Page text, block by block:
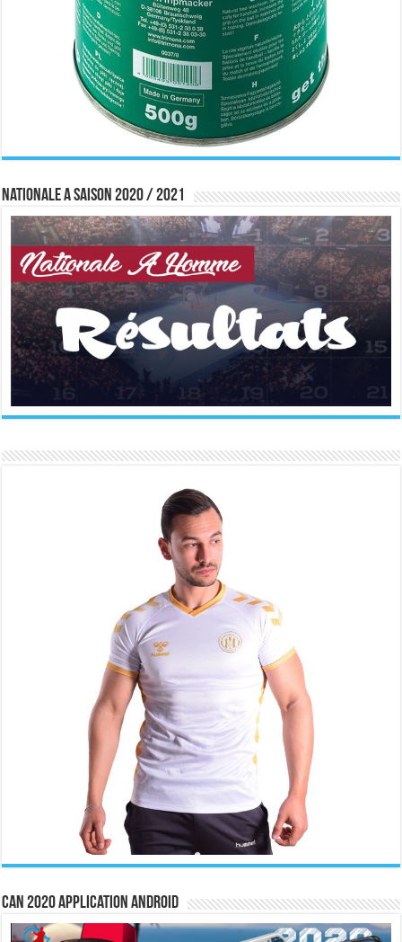
Nationale A saison 2020 / 2021
CAN 2020 Application Android